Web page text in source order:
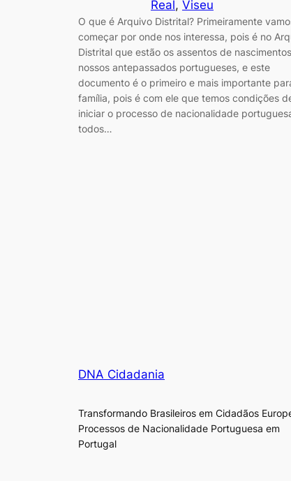
Real, Viseu
O que é Arquivo Distrital? Primeiramente
começar por onde nos interessa, pois é no
Distrital que estão os assentos de
nossos antepassados portugueses, e este
documento é o primeiro e mais importante
família, pois é com ele que temos condições
iniciar o processo de nacionalidade
todos…
DNA Cidadania
Transformando Brasileiros em Cidadãos
Processos de Nacionalidade Portuguesa em
Portugal